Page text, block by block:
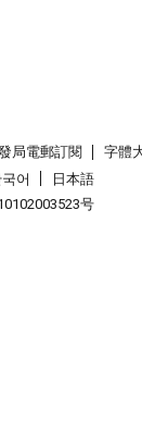
局電郵訂閱
字體
어
日本語
号